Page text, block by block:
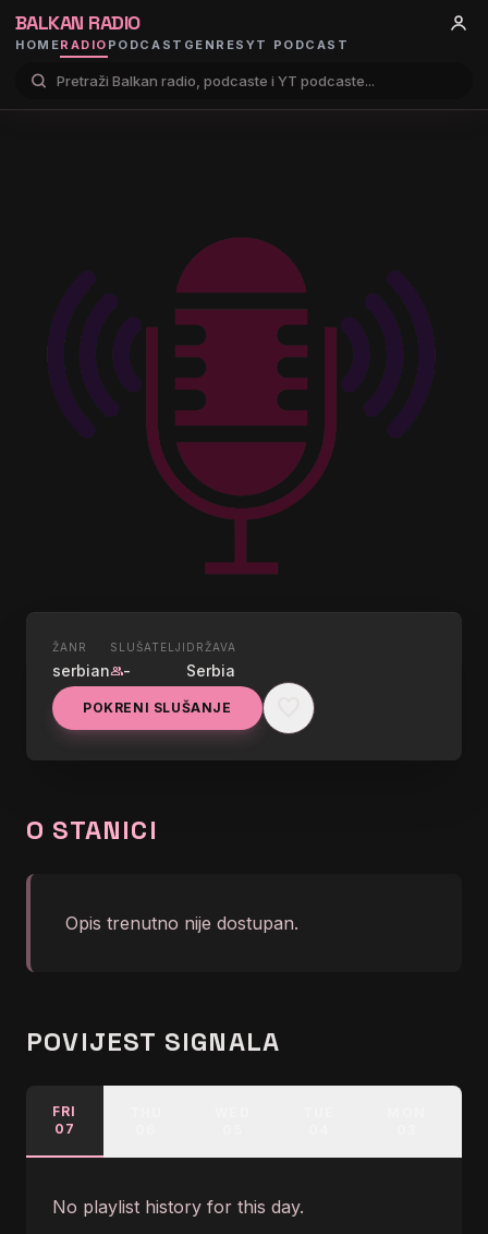
BALKAN RADIO
HOMERADIO PODCAST GENRES YT PODCAST
UŽIVO
RADIO 34
graphic_eq
ŽANR
serbian
SLUŠATELJI
group-
DRŽAVA
Serbia
POKRENI SLUŠANJE
O STANICI
Opis trenutno nije dostupan.
POVIJEST SIGNALA
FRI
07
No playlist history for this day.